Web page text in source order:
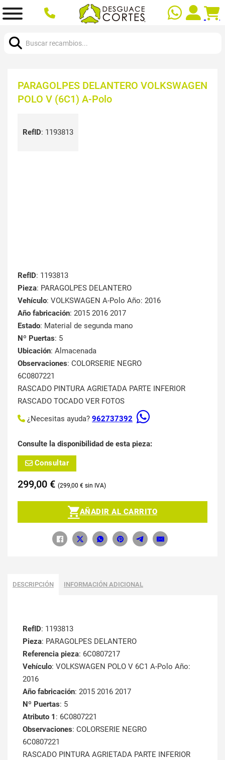
PARAGOLPES DELANTERO VOLKSWAGEN
POLO V (6C1) A-Polo
RefID: 1193813
RefID: 1193813
Pieza: PARAGOLPES DELANTERO
Vehículo: VOLKSWAGEN A-Polo Año: 2016
Año fabricación: 2015 2016 2017
Estado: Material de segunda mano
Nº Puertas: 5
Ubicación: Almacenada
Observaciones: COLORSERIE NEGRO
6C0807221
RASCADO PINTURA AGRIETADA PARTE INFERIOR
RASCADO TOCADO VER FOTOS
¿Necesitas ayuda? 962737392
Consulte la disponibilidad de esta pieza:
Consultar
299,00 € 299,00 €
AÑADIR AL CARRITO
DESCRIPCIÓN INFORMACIÓN ADICIONAL
RefID: 1193813
Pieza: PARAGOLPES DELANTERO
Referencia pieza: 6C0807217
Vehículo: VOLKSWAGEN POLO V 6C1 A-Polo Año:
2016
Año fabricación: 2015 2016 2017
Nº Puertas: 5
Atributo 1 : 6C0807221
Observaciones: COLORSERIE NEGRO
6C0807221
RASCADO PINTURA AGRIETADA PARTE INFERIOR